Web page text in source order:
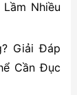
Nhiều
Giải Đáp
Cần Đục